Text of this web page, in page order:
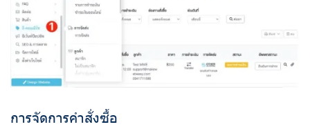
การจัดการคำสั่งซื้อ